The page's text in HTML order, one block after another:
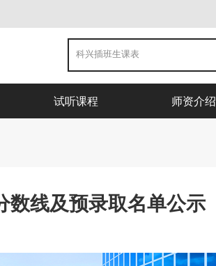
试听课程 师资介绍
数线及预录取名单公示